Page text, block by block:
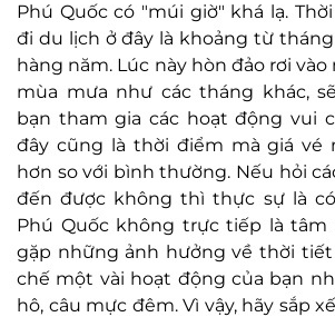
Phú Quốc có "múi giờ" khá lạ.
đi du lịch ở đây là khoảng từ
hàng năm. Lúc này hòn đảo rơi
mùa mưa như các tháng khác,
bạn tham gia các hoạt động vui
đây cũng là thời điểm mà giá vé
hơn so với bình thường. Nếu hỏi
đến được không thì thực sự là
Phú Quốc không trực tiếp là tâm
gặp những ảnh hưởng về thời
chế một vài hoạt động của bạn
hô, câu mực đêm. Vì vậy, hãy sắp